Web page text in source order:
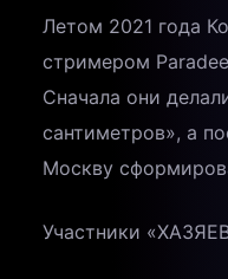
Летом 2021 года
стримером
Сначала они
сантиметров», а
Москву
Участники